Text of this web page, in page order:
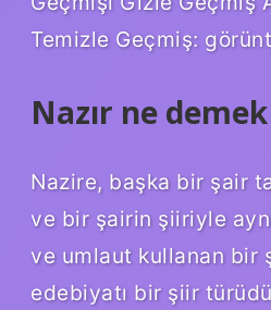
Temizle Geçmiş:
Nazır ne
Nazire, başka bir şair
ve bir şairin şiiriyle
ve umlaut kullanan bir
edebiyatı bir şiir